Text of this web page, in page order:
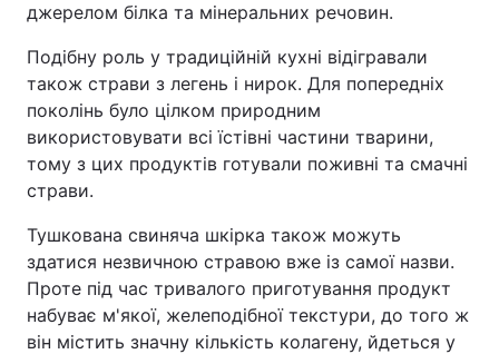
джерелом білка та мінеральних речовин.
Подібну роль у традиційній кухні відігравали
також страви з легень і нирок. Для попередніх
поколінь було цілком природним
використовувати всі їстівні частини тварини,
тому з цих продуктів готували поживні та смачні
страви.
Тушкована свиняча шкірка також можуть
здатися незвичною стравою вже із самої назви.
Проте під час тривалого приготування продукт
набуває м'якої, желеподібної текстури, до того ж
він містить значну кількість колагену, йдеться у